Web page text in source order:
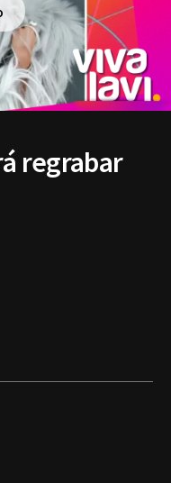
regrabar